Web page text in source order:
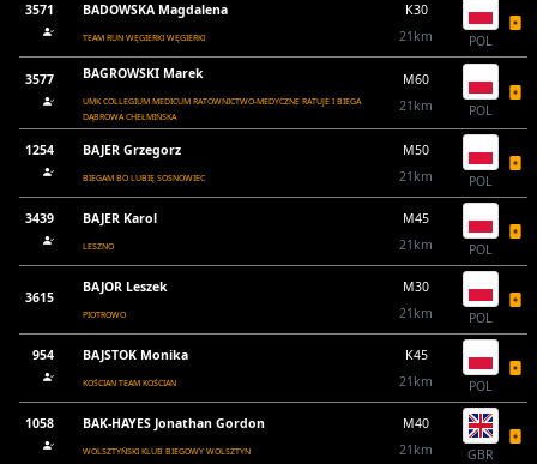
3571 BADOWSKA Magdalena
TEAM RUN WĘGIERKI WĘGIERKI
K30
21km
POL
3577 BAGROWSKI Marek
UMK COLLEGIUM MEDICUM RATOWNICTWO-MEDYCZNE RATUJE I BIEGA
DĄBROWA CHEŁMIŃSKA
M60
21km
POL
1254 BAJER Grzegorz
BIEGAM BO LUBIĘ SOSNOWIEC
M50
21km
POL
3439 BAJER Karol
LESZNO
M45
21km
POL
3615
BAJOR Leszek
PIOTROWO
M30
21km
POL
954 BAJSTOK Monika
KOŚCIAN TEAM KOŚCIAN
K45
21km
POL
1058 BAK-HAYES Jonathan Gordon
WOLSZTYŃSKI KLUB BIEGOWY WOLSZTYN
M40
21km
GBR